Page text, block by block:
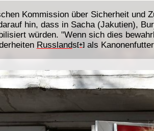
Kommission über Sicherheit und
hin, dass in Sacha (Jakutien),
würden. "Wenn sich dies
Russlands [+]als